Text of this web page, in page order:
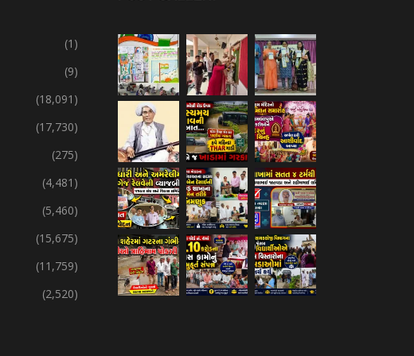
(1)
(9)
(18,091)
(17,730)
(275)
(4,481)
(5,460)
(15,675)
(11,759)
(2,520)